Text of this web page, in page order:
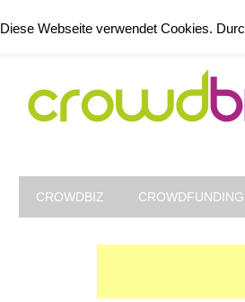
CROWDBIZ CROWDFUNDING
Diese Webseite verwendet Cookies.